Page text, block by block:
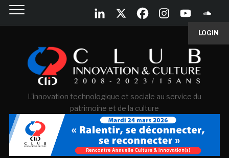
LOGIN
L'innovation technologique et sociale au service du
patrimoine et de la culture